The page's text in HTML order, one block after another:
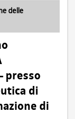
delle
presso
di
di